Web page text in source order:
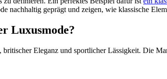
geprägt und zeigen, wie klassische
Luxusmode?
Eleganz und sportlicher Lässigkeit. Die